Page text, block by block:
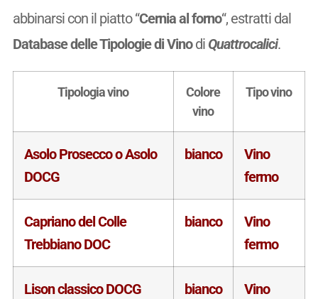
abbinarsi con il piatto “Cernia al forno“, estratti dal
Database delle Tipologie di Vinodi Quattrocalici.
Tipologia vino
Colore
vino
Tipo vino
Asolo Prosecco o Asolo
DOCG
bianco
Vino
fermo
Capriano del Colle
Trebbiano DOC
bianco
Vino
fermo
Lison classico DOCG bianco
Vino